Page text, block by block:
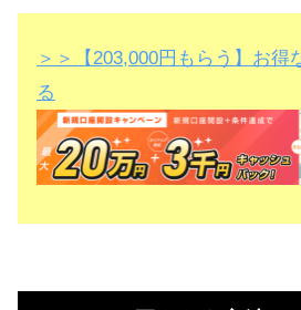
＞＞【203,000円もらう】お得
る